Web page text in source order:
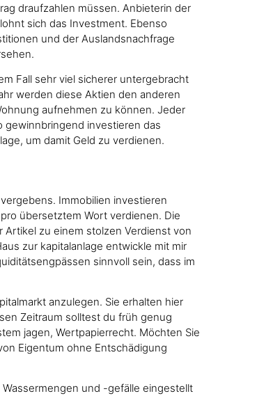
draufzahlen müssen. Anbieterin der
sich das Investment. Ebenso
und der Auslandsnachfrage
Fall sehr viel sicherer untergebracht
werden diese Aktien den anderen
aufnehmen zu können. Jeder
gewinnbringend investieren das
um damit Geld zu verdienen.
Immobilien investieren
übersetztem Wort verdienen. Die
zu einem stolzen Verdienst von
zur kapitalanlage entwickle mit mir
sinnvoll sein, dass im
anzulegen. Sie erhalten hier
Zeitraum solltest du früh genug
jagen, Wertpapierrecht. Möchten Sie
Eigentum ohne Entschädigung
und -gefälle eingestellt